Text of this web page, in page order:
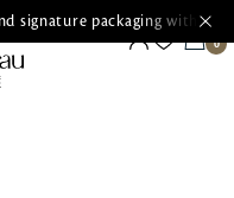
signature packaging with